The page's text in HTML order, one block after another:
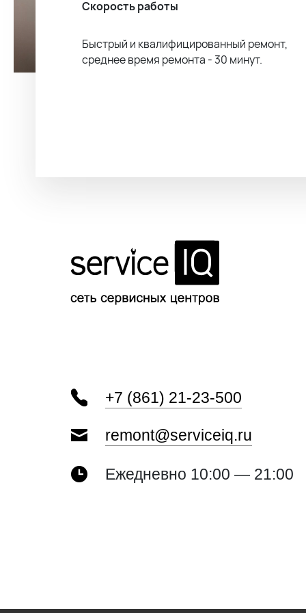
Скорость работы
Быстрый и квалифицированный ремонт,
среднее время ремонта - 30 минут.
+7 (861) 21-23-500
remont@serviceiq.ru
Ежедневно 10:00 — 21:00